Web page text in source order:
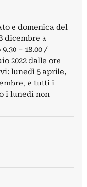
e domenica del
dicembre a
– 18.00 /
2022 dalle ore
lunedì 5 aprile,
e tutti i
i lunedì non